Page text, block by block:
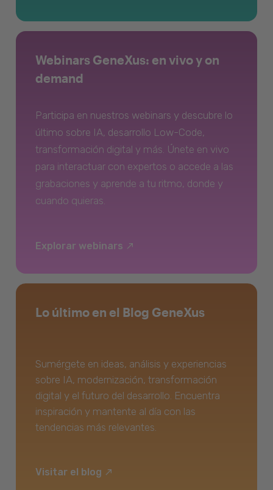
Webinars GeneXus: en vivo y on
demand
Participa en nuestros webinars y descubre lo
último sobre IA, desarrollo Low-Code,
transformación digital y más. Únete en vivo
para interactuar con expertos o accede a las
grabaciones y aprende a tu ritmo, donde y
cuando quieras.
Explorar webinars
Lo último en el Blog GeneXus
Sumérgete en ideas, análisis y experiencias
sobre IA, modernización, transformación
digital y el futuro del desarrollo. Encuentra
inspiración y mantente al día con las
tendencias más relevantes.
Visitar el blog